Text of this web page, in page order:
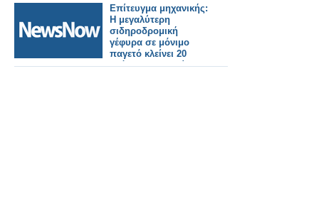
Επίτευγμα μηχανικής:
Η μεγαλύτερη
σιδηροδρομική
γέφυρα σε μόνιμο
παγετό κλείνει 20
χρόνια αξιοπιστίας.